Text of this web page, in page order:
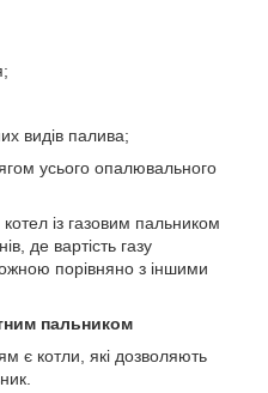
видів палива;
усього опалювального
із газовим пальником
де вартість газу
порівняно з іншими
пальником
є котли, які дозволяють